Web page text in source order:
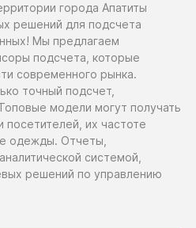
города Апатиты
решений для подсчета
Мы предлагаем
подсчета, которые
современного рынка.
точный подсчет,
модели могут получать
посетителей, их частоте
одежды. Отчеты,
системой,
решений по управлению